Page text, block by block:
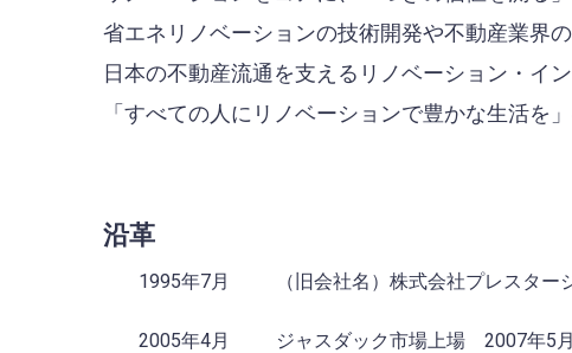
省エネリノベーションの技術開発や不動産業界の
日本の不動産流通を支えるリノベーション・イン
「すべての人にリノベーションで豊かな生活を
沿革
1995年7月 （旧会社名）株式会社プレスタ
2005年4月 ジャスダック市場上場 2007年5